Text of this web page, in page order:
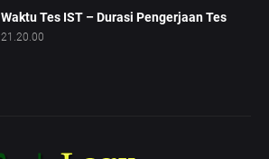
Waktu Tes IST – Durasi Pengerjaan Tes
21.20.00